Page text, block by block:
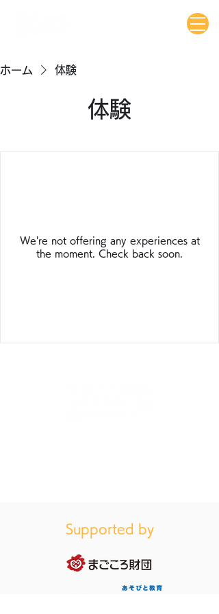
ホーム 体験
体験
We're not offering any experiences at
the moment. Check back soon.
Supported by